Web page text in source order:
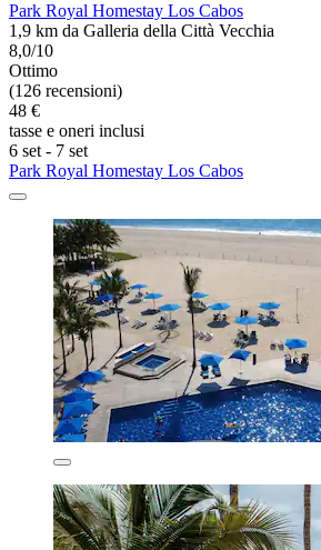
Park Royal Homestay Los Cabos
1,9 km da Galleria della Città Vecchia
8,0/10
Ottimo
(126 recensioni)
48 €
tasse e oneri inclusi
6 set - 7 set
Park Royal Homestay Los Cabos